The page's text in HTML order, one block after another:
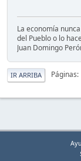
La economía
del Pueblo o lo
Juan Domingo
IR ARRIBA Páginas